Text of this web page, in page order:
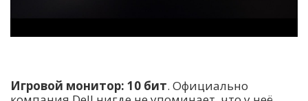
Игровой монитор: 10 бит. Официально